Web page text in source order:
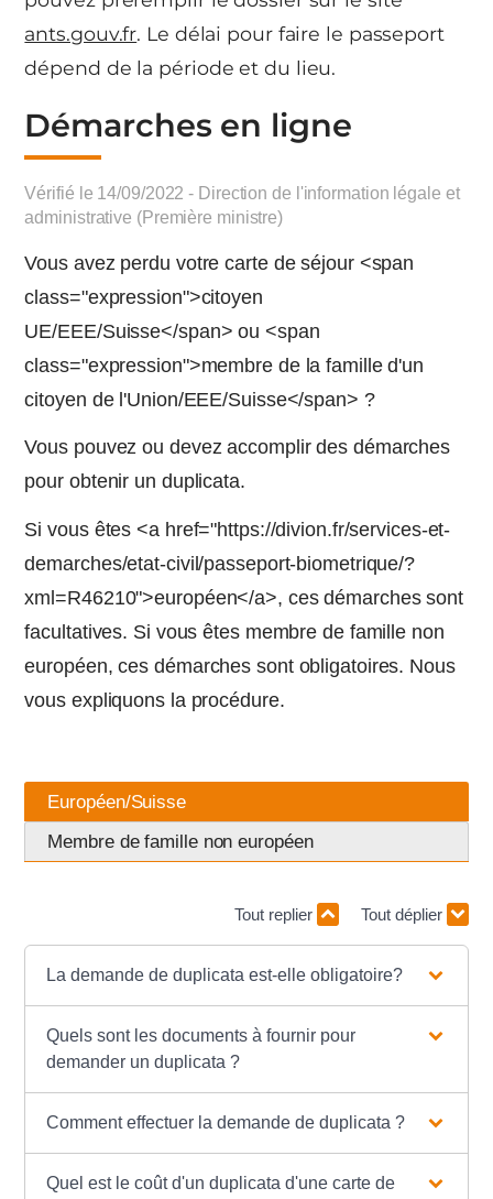
ants.gouv.fr. Le délai pour faire le passeport
dépend de la période et du lieu.
Démarches en ligne
Vérifié le 14/09/2022 - Direction de l'information légale et
administrative (Première ministre)
Vous avez perdu votre carte de séjour <span
class="expression">citoyen
UE/EEE/Suisse</span> ou <span
class="expression">membre de la famille d'un
citoyen de l'Union/EEE/Suisse</span> ?
Vous pouvez ou devez accomplir des démarches
pour obtenir un duplicata.
Si vous êtes <a href="https://divion.fr/services-et-
demarches/etat-civil/passeport-biometrique/?
xml=R46210">européen</a>, ces démarches sont
facultatives. Si vous êtes membre de famille non
européen, ces démarches sont obligatoires. Nous
vous expliquons la procédure.
Européen/Suisse
Membre de famille non européen
Tout replier Tout déplier
La demande de duplicata est-elle obligatoire?
Quels sont les documents à fournir pour
demander un duplicata ?
Comment effectuer la demande de duplicata ?
Quel est le coût d'un duplicata d'une carte de